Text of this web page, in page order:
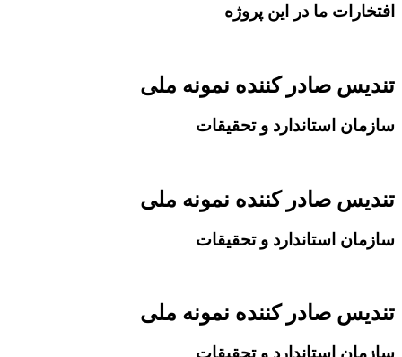
افتخارات ما در این پروژه
تندیس صادر کننده نمونه ملی
سازمان استاندارد و تحقیقات
تندیس صادر کننده نمونه ملی
سازمان استاندارد و تحقیقات
تندیس صادر کننده نمونه ملی
سازمان استاندارد و تحقیقات